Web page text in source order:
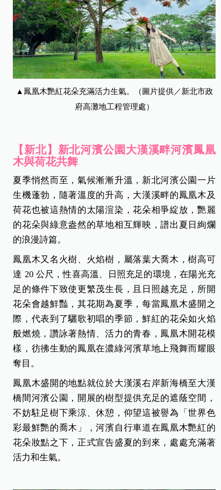
▲鳳凰木艷紅花朵充滿活力生氣。（圖片提供／新北市政
府高灘地工程管理處）
【新北】新北河濱公園大漢溪畔河濱鳳凰
木與荷花共舞
夏季悄然而至，氣候漸漸升溫，新北河濱公園一片
生機蓬勃，隨著溫度的升高，大漢溪畔的鳳凰木及
荷花也被這熱情的太陽渲染，花朵相爭綻放，艷麗
的花朵與綠意盎然的草地相互輝映，譜出夏日絢爛
的浪漫詩篇。
鳳凰木又名火樹、火焰樹，屬落葉大喬木，樹高可
達 20 公尺，性喜高溫、日照充足的環境，在陽光充
足的條件下致使更繁茂生長，且日照越充足，所開
花朵會越鮮豔，其花期為夏季，每當鳳凰木盛開之
際，代表到了驪歌初唱的季節，鮮紅的花朵如火焰
般燃燒，讚詠著熱情、活力的青春，鳳凰木開花模
樣，彷彿生動的鳳凰在濃綠河濱草地上飛舞而耀眼
奪目。
鳳凰木盛開的地點就位於大漢溪右岸新海橋至大漢
橋間河濱公園，開展的樹型提供充足的遮蔭空間，
不妨駐足樹下乘涼、休憩，仰望這被譽為「世界色
彩最鮮艷的喬木」，河濱自行車道在鳳凰木艷紅的
花朵妝點之下，正式宣告盛夏的到來，處處充滿著
活力和生氣。